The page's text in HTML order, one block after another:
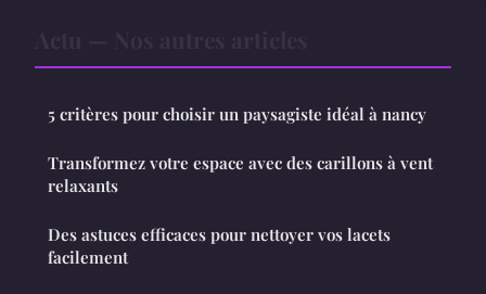
5 critères pour choisir un paysagiste idéal à nancy
Transformez votre espace avec des carillons à vent
relaxants
Des astuces efficaces pour nettoyer vos lacets
facilement